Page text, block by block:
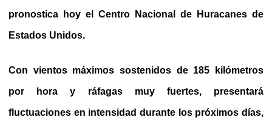
pronostica hoy el Centro Nacional de Huracanes de
Estados Unidos.
Con vientos máximos sostenidos de 185 kilómetros
por hora y ráfagas muy fuertes, presentará
fluctuaciones en intensidad durante los próximos días,